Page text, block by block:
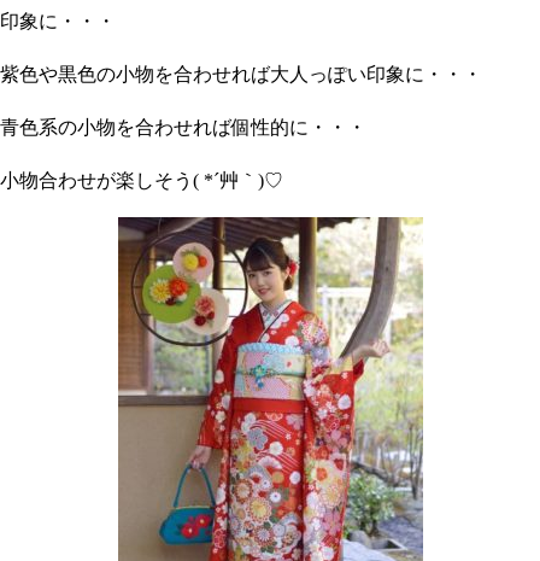
印象に・・・
紫色や黒色の小物を合わせれば大人っぽい印象に・・・
青色系の小物を合わせれば個性的に・・・
小物合わせが楽しそう( *´艸｀)♡